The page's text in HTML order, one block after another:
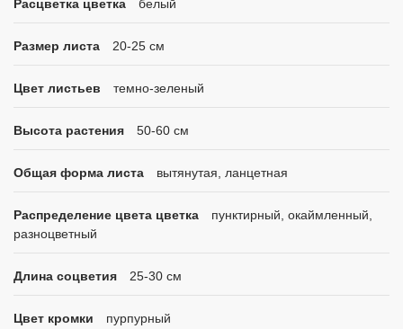
Расцветка цветка белый
Размер листа 20-25 см
Цвет листьев темно-зеленый
Высота растения 50-60 см
Общая форма листа вытянутая, ланцетная
Распределение цвета цветка
пунктирный, окаймленный,
разноцветный
Длина соцветия 25-30 см
Цвет кромки пурпурный